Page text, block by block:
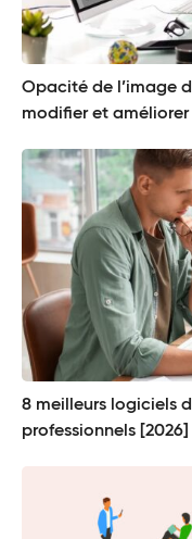
Opacité de l’image
modifier et
8 meilleurs logiciels
professionnels [2026]